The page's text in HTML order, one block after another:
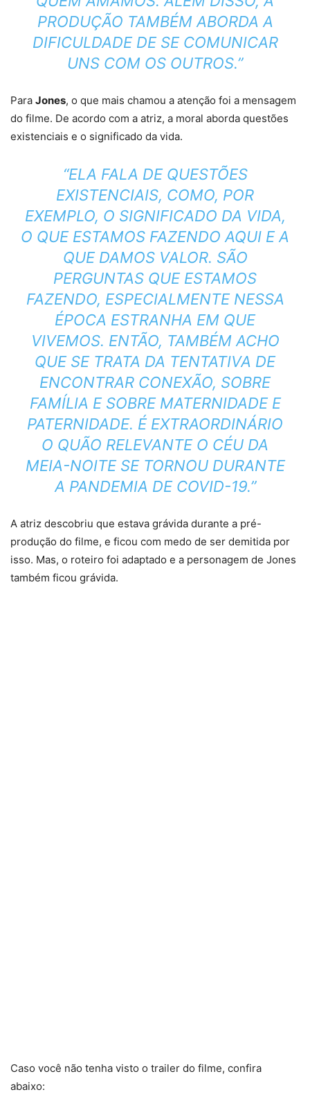
PRODUÇÃO TAMBÉM ABORDA A
DIFICULDADE DE SE COMUNICAR
UNS COM OS OUTROS.”
Para Jones, o que mais chamou a atenção foi a mensagem
do filme. De acordo com a atriz, a moral aborda questões
existenciais e o significado da vida.
“ELA FALA DE QUESTÕES
EXISTENCIAIS, COMO, POR
EXEMPLO, O SIGNIFICADO DA VIDA,
O QUE ESTAMOS FAZENDO AQUI E A
QUE DAMOS VALOR. SÃO
PERGUNTAS QUE ESTAMOS
FAZENDO, ESPECIALMENTE NESSA
ÉPOCA ESTRANHA EM QUE
VIVEMOS. ENTÃO, TAMBÉM ACHO
QUE SE TRATA DA TENTATIVA DE
ENCONTRAR CONEXÃO, SOBRE
FAMÍLIA E SOBRE MATERNIDADE E
PATERNIDADE. É EXTRAORDINÁRIO
O QUÃO RELEVANTE O CÉU DA
MEIA-NOITE SE TORNOU DURANTE
A PANDEMIA DE COVID-19.”
A atriz descobriu que estava grávida durante a pré-
produção do filme, e ficou com medo de ser demitida por
isso. Mas, o roteiro foi adaptado e a personagem de Jones
também ficou grávida.
Caso você não tenha visto o trailer do filme, confira
abaixo: